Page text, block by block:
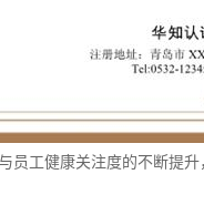
员工健康关注度的不断提